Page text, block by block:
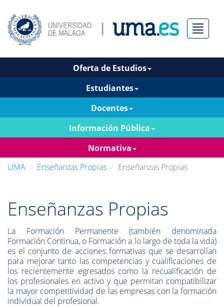
Menú
Oferta de Estudios
Estudiantes
Docentes
Información Pública
Normativa
UMA
Enseñanzas Propias Enseñanzas Propias
Enseñanzas Propias
La Formación Permanente (también denominada
Formación Continua, o Formación a lo largo de toda la vida)
es el conjunto de acciones formativas que se desarrollan
para mejorar tanto las competencias y cualificaciones de
los recientemente egresados como la recualificación de
los profesionales en activo y que permitan compatibilizar
la mayor competitividad de las empresas con la formación
individual del profesional.